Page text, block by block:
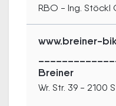
RBO - Ing. Stöckl
www.breiner-
Breiner
Wr. Str. 39 - 2100